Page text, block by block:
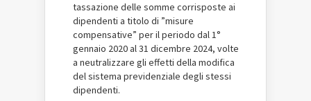
tassazione delle somme corrisposte ai
dipendenti a titolo di ”misure
compensative” per il periodo dal 1°
gennaio 2020 al 31 dicembre 2024, volte
a neutralizzare gli effetti della modifica
del sistema previdenziale degli stessi
dipendenti.